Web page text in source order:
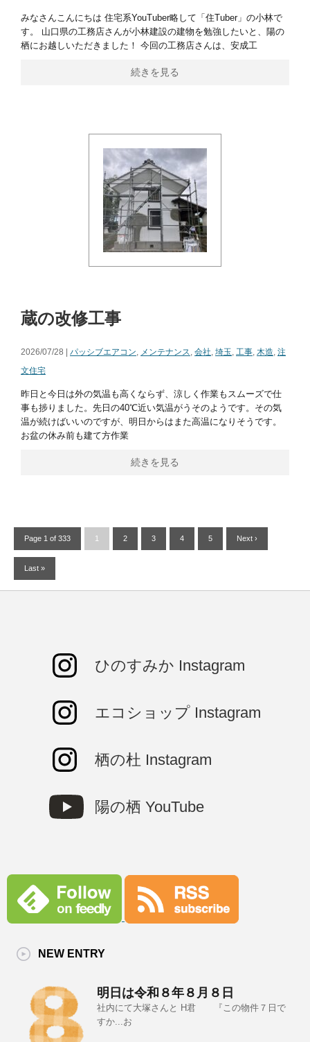
みなさんこんにちは 住宅系YouTuber略して「住Tuber」の小林で
す。 山口県の工務店さんが小林建設の建物を勉強したいと、陽の
栖にお越しいただきました！ 今回の工務店さんは、安成工
続きを見る
蔵の改修工事
2026/07/28 | パッシブエアコン, メンテナンス, 会社, 埼玉, 工事, 木造, 注
文住宅
昨日と今日は外の気温も高くならず、涼しく作業もスムーズで仕
事も捗りました。先日の40℃近い気温がうそのようです。その気
温が続けばいいのですが、明日からはまた高温になりそうです。
お盆の休み前も建て方作業
続きを見る
Page 1 of 333 1 2 3 4 5 Next ›
Last »
ひのすみか Instagram
エコショップ Instagram
栖の杜 Instagram
陽の栖 YouTube
NEW ENTRY
明日は令和８年８月８日
社内にて大塚さんと H君 『この物件７日で
すか...お